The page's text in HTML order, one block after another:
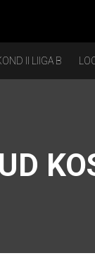
II LIIGA B